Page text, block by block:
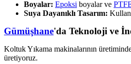
Boyalar: Epoksi boyalar ve
Suya Dayanıklı Tasarım:
Gümüşhane'da Teknoloji ve
Koltuk Yıkama makinalarının
üretiyoruz.